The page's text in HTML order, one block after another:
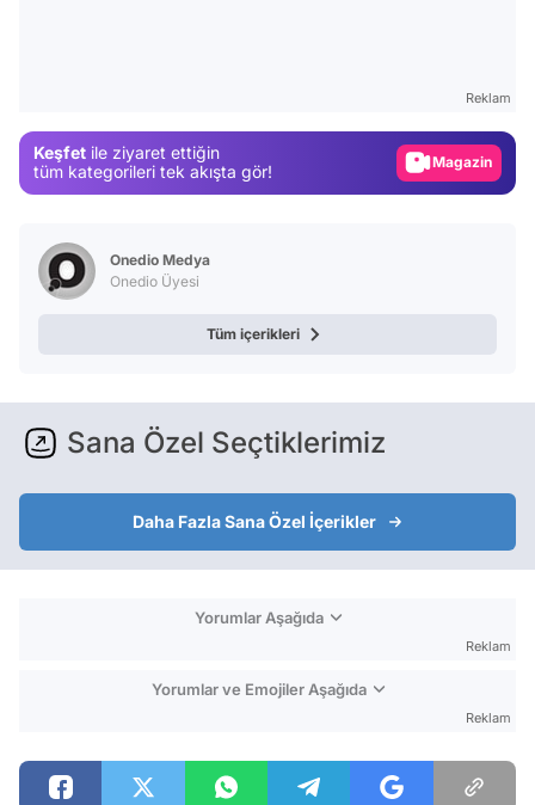
Reklam
Keşfet ile ziyaret ettiğin
tüm kategorileri tek akışta gör!
Magazin
Onedio Medya
Onedio Üyesi
Tüm içerikleri
Sana Özel Seçtiklerimiz
Daha Fazla Sana Özel İçerikler
Yorumlar Aşağıda
Reklam
Yorumlar ve Emojiler Aşağıda
Reklam